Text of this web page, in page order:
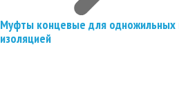
Муфты концевые для одножильных
изоляцией